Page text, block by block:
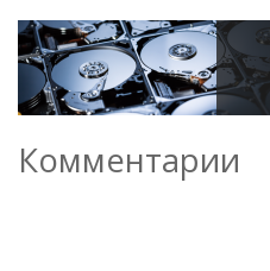
Комментарии